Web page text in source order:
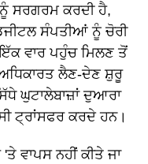
ਸਰਗਰਮ ਕਰਦੀ ਹੈ,
ਸੰਪਤੀਆਂ ਨੂੰ ਚੋਰੀ
ਵਾਰ ਪਹੁੰਚ ਮਿਲਣ ਤੋਂ
ਲੈਣ-ਦੇਣ ਸ਼ੁਰੂ
ਘੁਟਾਲੇਬਾਜ਼ਾਂ ਦੁਆਰਾ
ਟ੍ਰਾਂਸਫਰ ਕਰਦੇ ਹਨ।
ਵਾਪਸ ਨਹੀਂ ਕੀਤੇ ਜਾ